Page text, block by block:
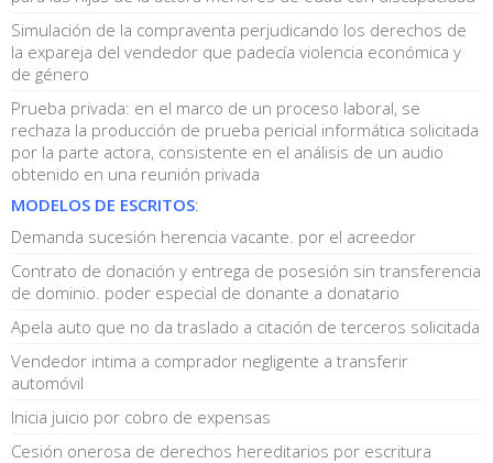
Simulación de la compraventa perjudicando los derechos de
la expareja del vendedor que padecía violencia económica y
de género
Prueba privada: en el marco de un proceso laboral, se
rechaza la producción de prueba pericial informática solicitada
por la parte actora, consistente en el análisis de un audio
obtenido en una reunión privada
MODELOS DE ESCRITOS:
Demanda sucesión herencia vacante. por el acreedor
Contrato de donación y entrega de posesión sin transferencia
de dominio. poder especial de donante a donatario
Apela auto que no da traslado a citación de terceros solicitada
Vendedor intima a comprador negligente a transferir
automóvil
Inicia juicio por cobro de expensas
Cesión onerosa de derechos hereditarios por escritura